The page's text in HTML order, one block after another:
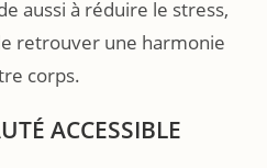
aussi à réduire le stress,
retrouver une harmonie
corps.
ACCESSIBLE